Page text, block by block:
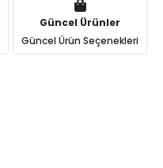
Güncel Ürünler
Güncel Ürün Seçenekleri